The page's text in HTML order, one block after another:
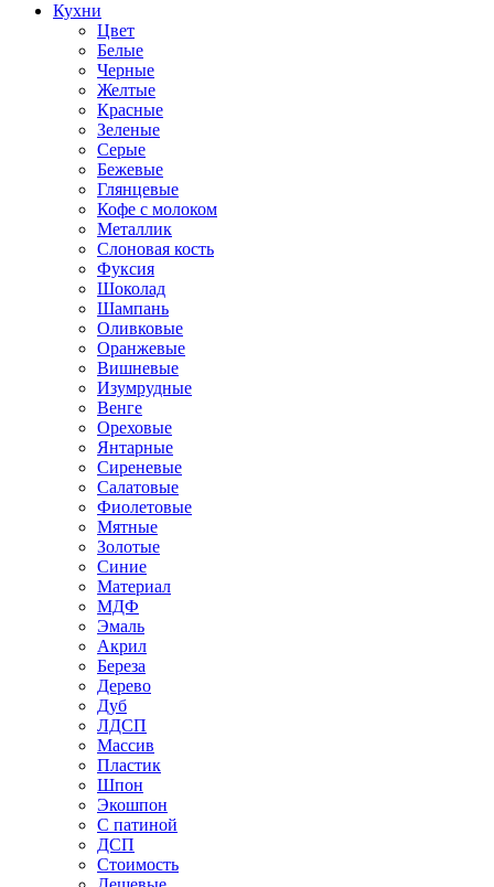
Кухни
Цвет
Белые
Черные
Желтые
Красные
Зеленые
Серые
Бежевые
Глянцевые
Кофе с молоком
Металлик
Слоновая кость
Фуксия
Шоколад
Шампань
Оливковые
Оранжевые
Вишневые
Изумрудные
Венге
Ореховые
Янтарные
Сиреневые
Салатовые
Фиолетовые
Мятные
Золотые
Синие
Материал
МДФ
Эмаль
Акрил
Береза
Дерево
Дуб
ЛДСП
Массив
Пластик
Шпон
Экошпон
С патиной
ДСП
Стоимость